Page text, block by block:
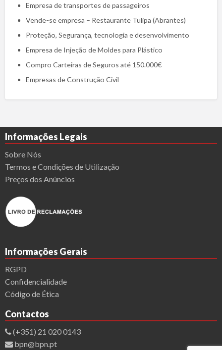
Empresa de transportes de passageiros
Vende-se empresa – Restaurante Tulipa (Abrantes)
Proteção, Segurança, tecnologia e desenvolvimento
Empresa de Injeção de Moldes para Plástico
Compro Carteiras de Seguros até 150.000€
Empresas de Construção Civil
Informações Legais
Sobre Nós
Termos e Condições de Utilização
Preços dos Anúncios
Informações Gerais
RGPD
Confidencialidade
Código de Ética
Contactos
(+351) 21 020 0143
bpn@bpn.pt